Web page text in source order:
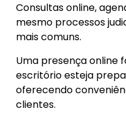
Consultas online,
mesmo processos
mais comuns.
Uma presença online
escritório esteja
oferecendo
clientes.